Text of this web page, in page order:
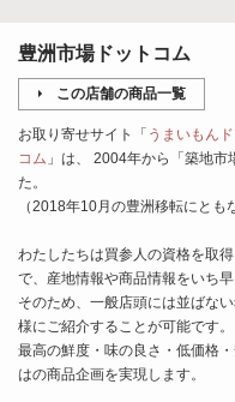
豊洲市場ドットコム
この店舗の商品一覧
お取り寄せサイト「 うまいもん
コム 」は、 2004年から「築地
た。
（2018年10月の豊洲移転にとも
わたしたちは買参人の資格を取
で、産地情報や商品情報をいち早
そのため、一般店頭には並ばな
様にご紹介することが可能です。
最高の鮮度・味の良さ・低価格
はの商品企画を実現します。